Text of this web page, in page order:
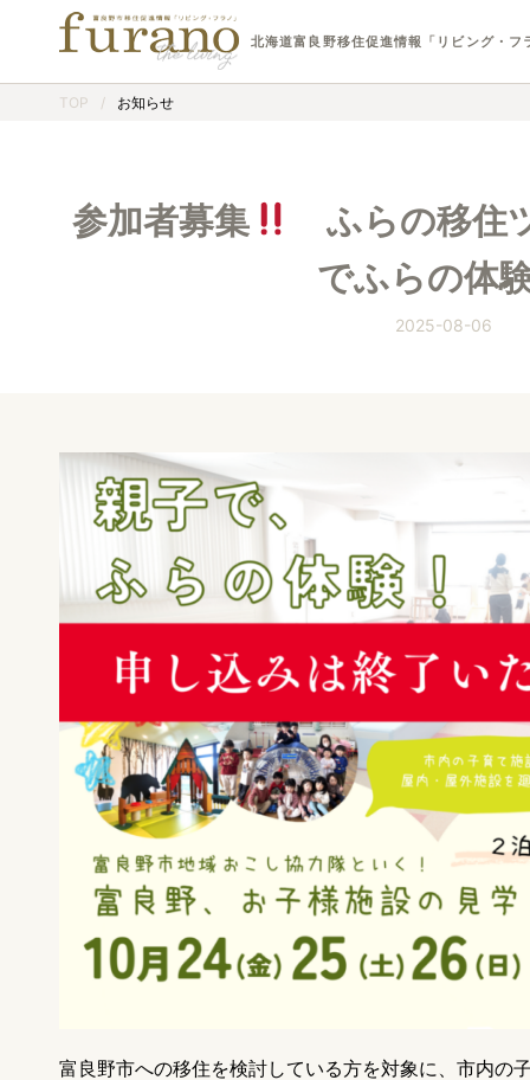
北海道富良野移住促進情報「リビング・フ
TOP / お知らせ
参加者募集
ふらの移住
でふらの体
2025-08-06
富良野市への移住を検討している方を対象に、市内の